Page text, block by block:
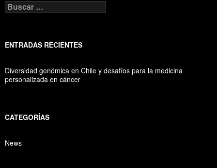
B
u
a
rENTRADAS RECIENTES
Diversidad genómica en Chile y desafíos para la medicina
personalizada en cáncer
CATEGORÍAS
News